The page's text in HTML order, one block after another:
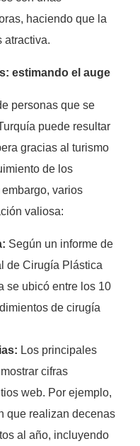
haciendo que la
atractiva.
estimando el auge
personas que se
puede resultar
gracias al turismo
de los
varios
valiosa:
Según un informe de
de Cirugía Plástica
se ubicó entre los 10
de cirugía
Los principales
cifras
web. Por ejemplo,
que realizan decenas
al año, incluyendo